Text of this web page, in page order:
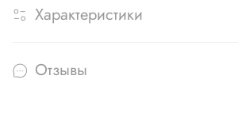
Характеристики
Отзывы